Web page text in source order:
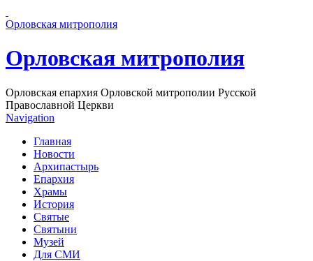
Орловская митрополия
Орловская митрополия
Орловская епархия Орловской митрополии Русской
Православной Церкви
Navigation
Главная
Новости
Архипастырь
Епархия
Храмы
История
Святые
Святыни
Музей
Для СМИ